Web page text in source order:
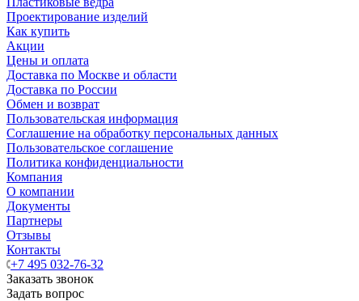
Проектирование изделий
Как купить
Акции
Цены и оплата
Доставка по Москве и области
Доставка по России
Обмен и возврат
Пользовательская информация
Соглашение на обработку персональных данных
Пользовательское соглашение
Политика конфиденциальности
Компания
О компании
Документы
Партнеры
Отзывы
Контакты
+7 495 032-76-32
Заказать звонок
Задать вопрос